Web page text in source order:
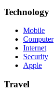
Technology
Mobile
Computer
Internet
Security
Apple
Travel